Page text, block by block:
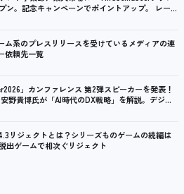
ン。記念キャンペーンでポイントアップ。 レーシ
向けコントローラーを中心に、幅広くラインナッ
ム系のプレスリリースを受けているメディアの連
依頼先一覧
」カンファレンス 第2弾スピーカーを発表！
野貴博氏が「AI時代のDX戦略」を解説。デジタ
、経営・製造・営業のAI活用事例も公開
リジェクトとは？シリーズものゲームの続編は
出ゲームで相次ぐリジェクト